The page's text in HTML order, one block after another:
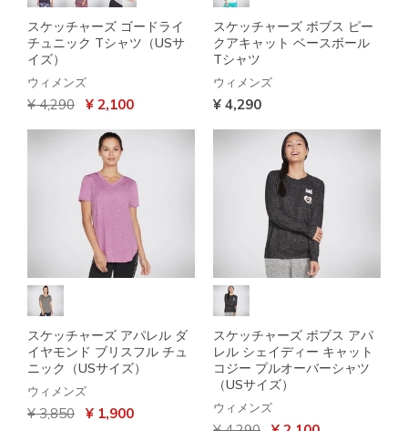
スケッチャーズ ゴードライ
チュニック Tシャツ（USサ
イズ）
ウィメンズ
からの値引き
¥ 4,290 から
¥ 2,100
スケッチャーズ ボブス ピー
クアキャット ベースボール
Tシャツ
ウィメンズ
¥ 4,290
スケッチャーズ アパレル ダ
イヤモンド ブリスフル チュ
ニック（USサイズ）
ウィメンズ
からの値引き
¥ 3,850 から
¥ 1,900
スケッチャーズ ボブス アパ
レル シェイディー キャット
コジー プルオーバーシャツ
（USサイズ）
ウィメンズ